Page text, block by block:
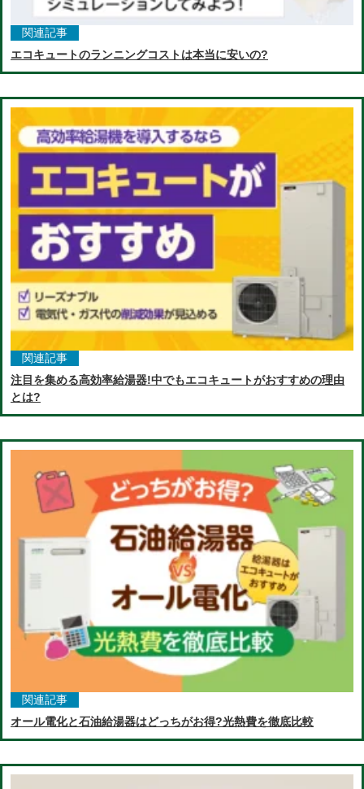
関連記事
エコキュートのランニングコストは本当に安いの?
関連記事
注目を集める高効率給湯器!中でもエコキュートがおすすめの理由
とは?
関連記事
オール電化と石油給湯器はどっちがお得?光熱費を徹底比較